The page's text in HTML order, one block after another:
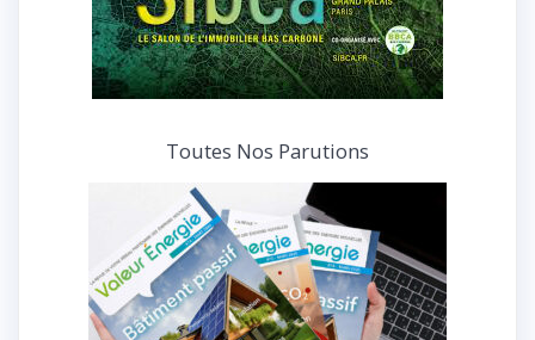
Toutes Nos Parutions